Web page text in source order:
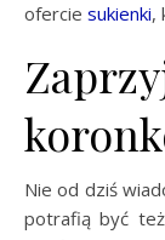
ofercie sukienki,
Nie od dziś
potrafią być